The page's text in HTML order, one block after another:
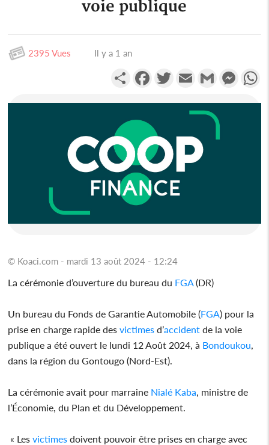
voie publique
2395 Vues Il y a 1 an
PartagerFacebookTwitterEmail Gmail
© Koaci.com - mardi 13 août 2024 - 12:24
La cérémonie d’ouverture du bureau du FGA (DR)
Un bureau du Fonds de Garantie Automobile (FGA) pour la
prise en charge rapide desvictimes d’accident de la voie
publique a été ouvert le lundi 12 Août 2024, à Bondoukou
dans la région du Gontougo (Nord-Est).
La cérémonie avait pour marraine Nialé Kaba , ministre de
l’Économie, du Plan et du Développement.
« Lesvictimes doivent pouvoir être prises en charge avec